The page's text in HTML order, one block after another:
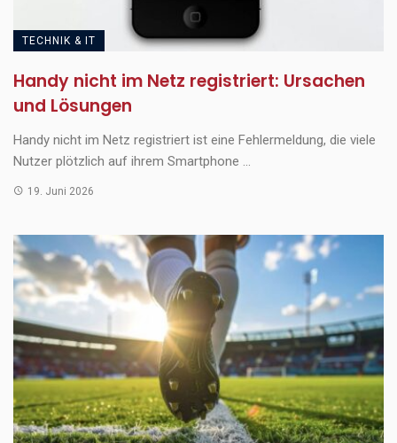
TECHNIK & IT
Handy nicht im Netz registriert: Ursachen
und Lösungen
Handy nicht im Netz registriert ist eine Fehlermeldung, die viele
Nutzer plötzlich auf ihrem Smartphone ...
19. Juni 2026